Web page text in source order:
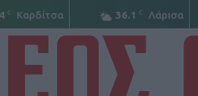
C Καρδίτσα 36.1 C Λάρισα